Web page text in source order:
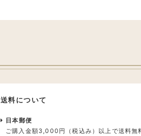
送料について
日本郵便
ご購入金額3,000円（税込み）以上で送料無